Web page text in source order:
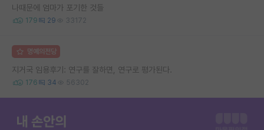
나때문에 엄마가 포기한 것들
179 29 33172
명예의전당
지거국 임용후기: 연구를 잘하면, 연구로 평가된다.
176 34 56302